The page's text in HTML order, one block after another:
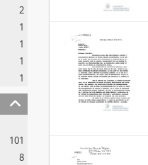
2
1
1
1
1
101
8